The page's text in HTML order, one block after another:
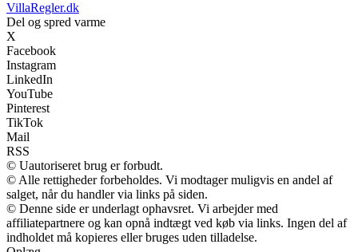
VillaRegler.dk
Del og spred varme
X
Facebook
Instagram
LinkedIn
YouTube
Pinterest
TikTok
Mail
RSS
© Uautoriseret brug er forbudt.
© Alle rettigheder forbeholdes. Vi modtager muligvis en andel af
salget, når du handler via links på siden.
© Denne side er underlagt ophavsret. Vi arbejder med
affiliatepartnere og kan opnå indtægt ved køb via links. Ingen del af
indholdet må kopieres eller bruges uden tilladelse.